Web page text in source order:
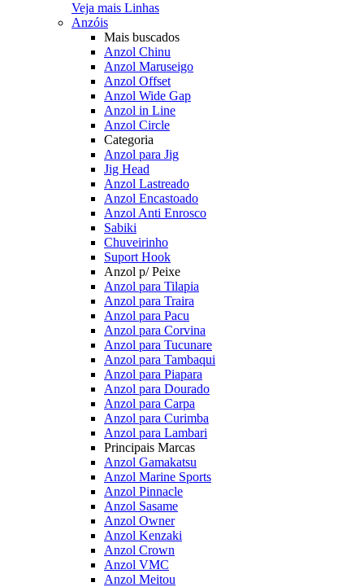
Veja mais Linhas
Anzóis
Mais buscados
Anzol Chinu
Anzol Maruseigo
Anzol Offset
Anzol Wide Gap
Anzol in Line
Anzol Circle
Categoria
Anzol para Jig
Jig Head
Anzol Lastreado
Anzol Encastoado
Anzol Anti Enrosco
Sabiki
Chuveirinho
Suport Hook
Anzol p/ Peixe
Anzol para Tilapia
Anzol para Traira
Anzol para Pacu
Anzol para Corvina
Anzol para Tucunare
Anzol para Tambaqui
Anzol para Piapara
Anzol para Dourado
Anzol para Carpa
Anzol para Curimba
Anzol para Lambari
Principais Marcas
Anzol Gamakatsu
Anzol Marine Sports
Anzol Pinnacle
Anzol Sasame
Anzol Owner
Anzol Kenzaki
Anzol Crown
Anzol VMC
Anzol Meitou